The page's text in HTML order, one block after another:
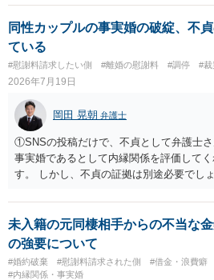
慰謝料は生じないことが多いと思われま
が、仮に交際を進めたとしても後に相手
高かったということですので、むしろ結
って、交際を終わらせるのがよいと思いま
同性カップルの事実婚の破綻、不
ている
#慰謝料請求したい側 #離婚の慰謝料 #調停 #裁
2026年7月19日
岡田 晃朝 弁護士
①SNSの投稿だけで、不貞として弁護士
事実婚であるとして内縁関係を評価して
す。 しかし、不貞の証拠は別途必要でし
消にあたるかどうか そこは協議の余地は
の場合も相互に帰責性が無ければ（立証
は無いので、意味があるかでしょうね。
未入籍の元同棲相手からの不当な
の強要について
#婚約破棄 #慰謝料請求された側 #借金・浪費癖
#内縁関係・事実婚